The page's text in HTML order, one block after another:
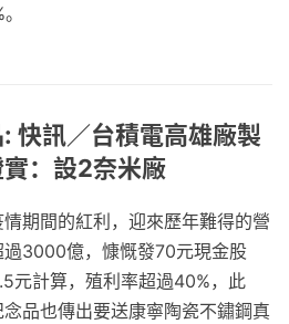
快訊／台積電高雄廠製
：設2奈米廠
期間的紅利，迎來歷年難得的營
3000億，慷慨發70元現金股
元計算，殖利率超過40%，此
品也傳出要送康寧陶瓷不鏽鋼真